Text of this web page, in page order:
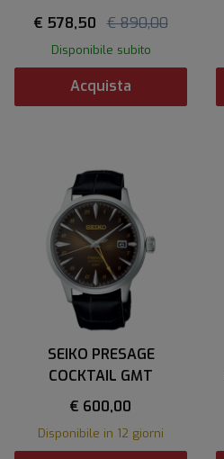
DEVIL DIVER
€ 578,50 € 890,00
Disponibile subito
Acquista
SEIKO PRESAGE
COCKTAIL GMT
€ 600,00
Disponibile in 12 giorni